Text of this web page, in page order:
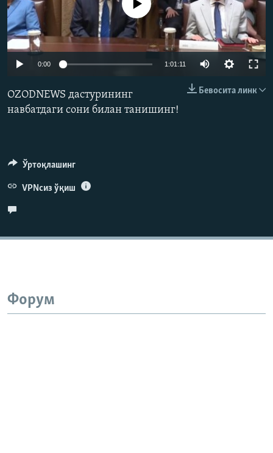
Айни дамда медиа-манба мавжуд эмас
0:00 1:01:11
Бевосита линк
OZODNEWS дастурининг
навбатдаги сони билан танишинг!
Ўртоқлашинг
VPNсиз ўқиш
Форум